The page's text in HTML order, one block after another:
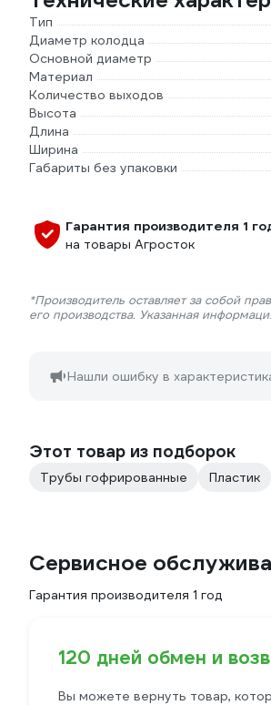
Тип
Диаметр колодца
Основной диаметр
Материал
Количество выходов
Высота
Длина
Ширина
Габариты без упаковки
Гарантия производителя 1
на товары Агросток
*Производитель оставляет за собой
его производства. Указанная
Нашли ошибку в
Этот товар из подборок
Трубы гофрированные Пластик
Сервисное
Гарантия производителя 1 год
120 дней обмен и
Вы можете вернуть товар,